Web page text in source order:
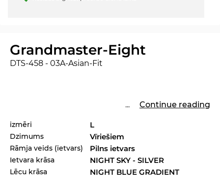
Grandmaster-Eight
DTS-458 - 03A-Asian-Fit
... Continue reading
izmēri L
Dzimums Vīriešiem
Rāmja veids (ietvars) Pilns ietvars
Ietvara krāsa NIGHT SKY - SILVER
Lēcu krāsa NIGHT BLUE GRADIENT